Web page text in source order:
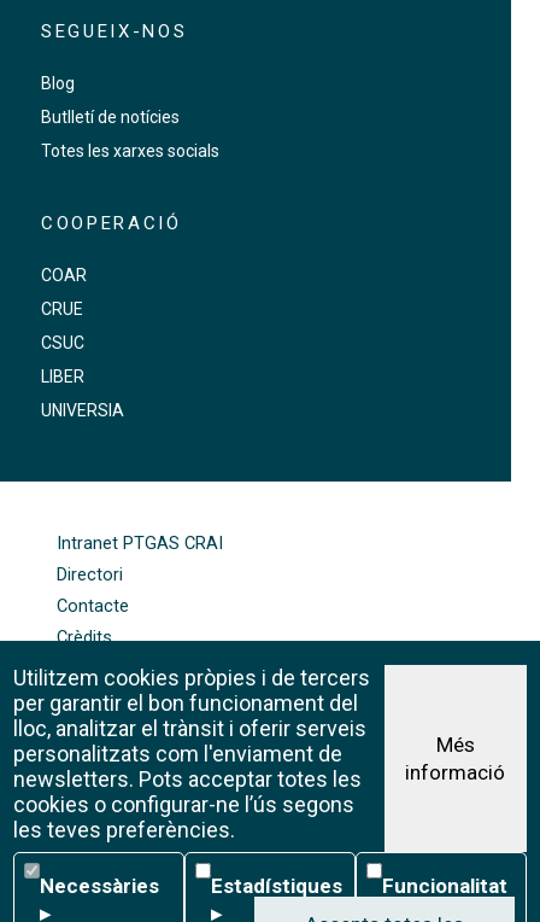
SEGUEIX-NOS
Blog
Butlletí de notícies
Totes les xarxes socials
COOPERACIÓ
COAR
CRUE
CSUC
LIBER
UNIVERSIA
Intranet PTGAS CRAI
Directori
Contacte
Crèdits
Mapa web
Política de galetes
Avís legal
©CRAI Universitat de Barcelona
Creative Commons 4.0
Utilitzem cookies pròpies i de tercers
per garantir el bon funcionament del
lloc, analitzar el trànsit i oferir serveis
personalitzats com l'enviament de
newsletters. Pots acceptar totes les
cookies o configurar-ne l’ús segons
les teves preferències.
Més
informació
Necessàries
Necessàries
▸
Estadístiques
Estadístiques
▸
Funcionalitat
Funcionalitat
▸